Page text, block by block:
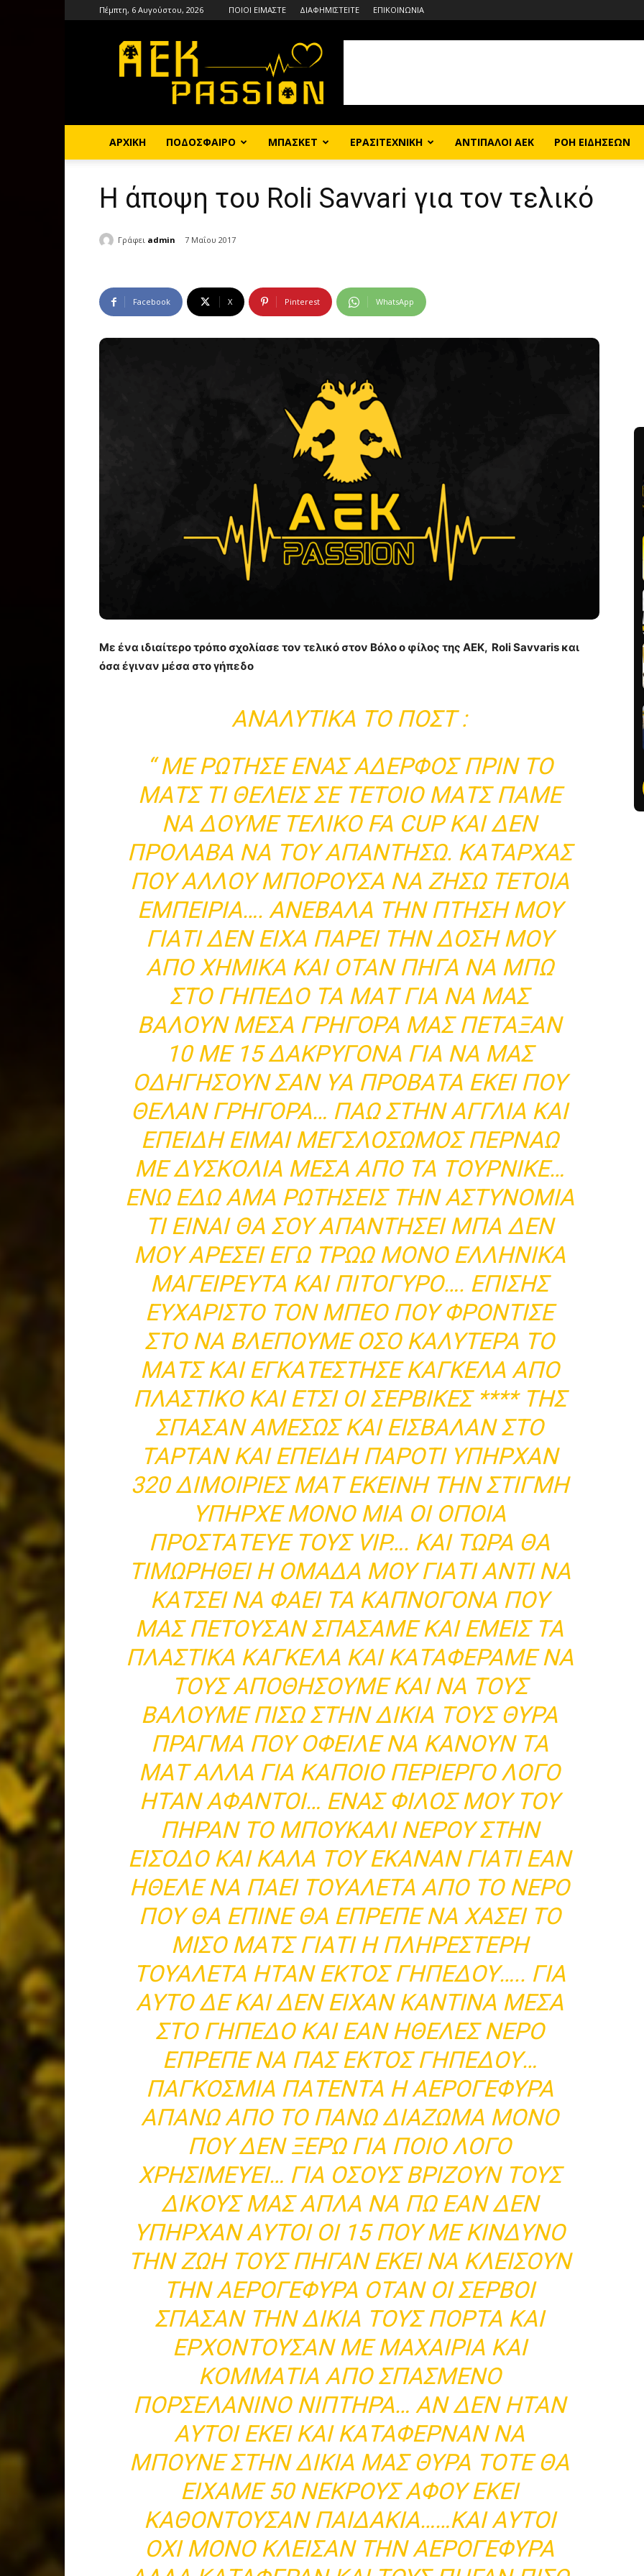
Πέμπτη, 6 Αυγούστου, 2026 ΠΟΙΟΙ ΕΙΜΑΣΤΕ ΔΙΑΦΗΜΙΣΤΕΙΤΕ ΕΠΙΚΟΙΝΩΝΙΑ
ΑΡΧΙΚΗ ΠΟΔΟΣΦΑΙΡΟ ΜΠΑΣΚΕΤ ΕΡΑΣΙΤΕΧΝΙΚΗ ΑΝΤΙΠΑΛΟΙ ΑΕΚ ΡΟΗ ΕΙΔΗΣΕΩΝ
Η άποψη του Roli Savvari για τον τελικό
Γράφει admin 7 Μαΐου 2017
Facebook X Pinterest WhatsApp
Mε ένα ιδιαίτερο τρόπο σχολίασε τον τελικό στον Βόλο ο φίλος της ΑΕΚ, Roli Savvaris και
όσα έγιναν μέσα στο γήπεδο
ΑΝΑΛΥΤΙΚΆ ΤΟ ΠΟΣΤ :
“ΜΕ ΡΩΤΗΣΕ ΕΝΑΣ ΑΔΕΡΦΟΣ ΠΡΙΝ ΤΟ
ΜΑΤΣ ΤΙ ΘΕΛΕΙΣ ΣΕ ΤΕΤΟΙΟ ΜΑΤΣ ΠΑΜΕ
ΝΑ ΔΟΥΜΕ ΤΕΛΙΚΟ FA CUP ΚΑΙ ΔΕΝ
ΠΡΟΛΑΒΑ ΝΑ ΤΟΥ ΑΠΑΝΤΗΣΩ. ΚΑΤΑΡΧΑΣ
ΠΟΥ ΑΛΛΟΥ ΜΠΟΡΟΥΣΑ ΝΑ ΖΗΣΩ ΤΕΤΟΙΑ
ΕΜΠΕΙΡΊΑ…. ΑΝΕΒΑΛΑ ΤΗΝ ΠΤΗΣΗ ΜΟΥ
ΓΙΑΤΙ ΔΕΝ ΕΙΧΑ ΠΑΡΕΙ ΤΗΝ ΔΟΣΗ ΜΟΥ
ΑΠΟ ΧΗΜΙΚΑ ΚΑΙ ΟΤΑΝ ΠΗΓΑ ΝΑ ΜΠΩ
ΣΤΟ ΓΗΠΕΔΟ ΤΑ ΜΑΤ ΓΙΑ ΝΑ ΜΑΣ
ΒΑΛΟΥΝ ΜΕΣΑ ΓΡΗΓΟΡΑ ΜΑΣ ΠΕΤΑΞΑΝ
10 ΜΕ 15 ΔΑΚΡΥΓΟΝΑ ΓΙΑ ΝΑ ΜΑΣ
ΟΔΗΓΗΣΟΥΝ ΣΑΝ ΥΑ ΠΡΟΒΑΤΑ ΕΚΕΙ ΠΟΥ
ΘΕΛΑΝ ΓΡΗΓΟΡΑ… ΠΑΩ ΣΤΗΝ ΑΓΓΛΙΑ ΚΑΙ
ΕΠΕΙΔΗ ΕΙΜΑΙ ΜΕΓΣΛΟΣΩΜΟΣ ΠΕΡΝΑΩ
ΜΕ ΔΥΣΚΟΛΙΑ ΜΕΣΑ ΑΠΟ ΤΑ ΤΟΥΡΝΙΚΕ…
ΕΝΩ ΕΔΩ ΑΜΑ ΡΩΤΗΣΕΙΣ ΤΗΝ ΑΣΤΥΝΟΜΙΑ
ΤΙ ΕΙΝΑΙ ΘΑ ΣΟΥ ΑΠΑΝΤΗΣΕΙ ΜΠΑ ΔΕΝ
ΜΟΥ ΑΡΕΣΕΙ ΕΓΩ ΤΡΏΩ ΜΟΝΟ ΕΛΛΗΝΙΚΑ
ΜΑΓΕΙΡΕΥΤΆ ΚΑΙ ΠΙΤΟΓΥΡΟ…. ΕΠΙΣΗΣ
ΕΥΧΑΡΙΣΤΟ ΤΟΝ ΜΠΕΟ ΠΟΥ ΦΡΟΝΤΙΣΕ
ΣΤΟ ΝΑ ΒΛΕΠΟΥΜΕ ΟΣΟ ΚΑΛΥΤΕΡΑ ΤΟ
ΜΑΤΣ ΚΑΙ ΕΓΚΑΤΕΣΤΗΣΕ ΚΑΓΚΕΛΑ ΑΠΟ
ΠΛΑΣΤΙΚΟ ΚΑΙ ΈΤΣΙ ΟΙ ΣΕΡΒΙΚΕΣ **** ΤΗΣ
ΣΠΑΣΑΝ ΑΜΕΣΩΣ ΚΑΙ ΕΙΣΒΑΛΑΝ ΣΤΟ
ΤΑΡΤΑΝ ΚΑΙ ΕΠΕΙΔΗ ΠΑΡΟΤΙ ΥΠΗΡΧΑΝ
320 ΔΙΜΟΙΡΙΕΣ ΜΑΤ ΕΚΕΙΝΗ ΤΗΝ ΣΤΙΓΜΗ
ΥΠΗΡΧΕ ΜΟΝΟ ΜΙΑ ΟΙ ΟΠΟΙΑ
ΠΡΟΣΤΑΤΕΥΕ ΤΟΥΣ VIP…. ΚΑΙ ΤΩΡΑ ΘΑ
ΤΙΜΩΡΗΘΕΙ Η ΟΜΑΔΑ ΜΟΥ ΓΙΑΤΙ ΑΝΤΙ ΝΑ
ΚΑΤΣΕΙ ΝΑ ΦΑΕΙ ΤΑ ΚΑΠΝΟΓΟΝΑ ΠΟΥ
ΜΑΣ ΠΕΤΟΥΣΑΝ ΣΠΑΣΑΜΕ ΚΑΙ ΕΜΕΙΣ ΤΑ
ΠΛΑΣΤΙΚΑ ΚΑΓΚΕΛΑ ΚΑΙ ΚΑΤΑΦΕΡΑΜΕ ΝΑ
ΤΟΥΣ ΑΠΟΘΗΣΟΥΜΕ ΚΑΙ ΝΑ ΤΟΥΣ
ΒΑΛΟΥΜΕ ΠΙΣΩ ΣΤΗΝ ΔΙΚΙΑ ΤΟΥΣ ΘΥΡΑ
ΠΡΑΓΜΑ ΠΟΥ ΟΦΕΙΛΕ ΝΑ ΚΑΝΟΥΝ ΤΑ
ΜΑΤ ΑΛΛΑ ΓΙΑ ΚΑΠΟΙΟ ΠΕΡΙΕΡΓΟ ΛΟΓΟ
ΗΤΑΝ ΑΦΑΝΤΟΙ… ΕΝΑΣ ΦΙΛΟΣ ΜΟΥ ΤΟΥ
ΠΗΡΑΝ ΤΟ ΜΠΟΥΚΑΛΙ ΝΕΡΟΥ ΣΤΗΝ
ΕΙΣΟΔΟ ΚΑΙ ΚΑΛΑ ΤΟΥ ΕΚΑΝΑΝ ΓΙΑΤΙ ΕΑΝ
ΗΘΕΛΕ ΝΑ ΠΑΕΙ ΤΟΥΑΛΕΤΑ ΑΠΟ ΤΟ ΝΕΡΟ
ΠΟΥ ΘΑ ΕΠΙΝΕ ΘΑ ΕΠΡΕΠΕ ΝΑ ΧΑΣΕΙ ΤΟ
ΜΙΣΟ ΜΑΤΣ ΓΙΑΤΙ Η ΠΛΗΡΈΣΤΕΡΗ
ΤΟΥΑΛΈΤΑ ΗΤΑΝ ΕΚΤΟΣ ΓΗΠΕΔΟΥ….. ΓΙΑ
ΑΥΤΟ ΔΕ ΚΑΙ ΔΕΝ ΕΙΧΑΝ ΚΑΝΤΙΝΑ ΜΕΣΑ
ΣΤΟ ΓΗΠΕΔΟ ΚΑΙ ΕΑΝ ΗΘΕΛΕΣ ΝΕΡΟ
ΕΠΡΕΠΕ ΝΑ ΠΑΣ ΕΚΤΟΣ ΓΗΠΕΔΟΥ…
ΠΑΓΚΟΣΜΙΑ ΠΑΤΕΝΤΑ Η ΑΕΡΟΓΕΦΥΡΑ
ΑΠΑΝΩ ΑΠΟ ΤΟ ΠΑΝΩ ΔΙΑΖΩΜΑ ΜΟΝΟ
ΠΟΥ ΔΕΝ ΞΕΡΩ ΓΙΑ ΠΟΙΟ ΛΟΓΟ
ΧΡΗΣΙΜΕΥΕΙ… ΓΙΑ ΟΣΟΥΣ ΒΡΙΖΟΥΝ ΤΟΥΣ
ΔΙΚΟΥΣ ΜΑΣ ΑΠΛΑ ΝΑ ΠΩ ΕΑΝ ΔΕΝ
ΥΠΗΡΧΑΝ ΑΥΤΟΙ ΟΙ 15 ΠΟΥ ΜΕ ΚΙΝΔΥΝΟ
ΤΗΝ ΖΩΗ ΤΟΥΣ ΠΗΓΑΝ ΕΚΕΙ ΝΑ ΚΛΕΙΣΟΥΝ
ΤΗΝ ΑΕΡΟΓΕΦΥΡΑ ΟΤΑΝ ΟΙ ΣΕΡΒΟΙ
ΣΠΑΣΑΝ ΤΗΝ ΔΙΚΙΑ ΤΟΥΣ ΠΟΡΤΑ ΚΑΙ
ΕΡΧΟΝΤΟΥΣΑΝ ΜΕ ΜΑΧΑΙΡΙΑ ΚΑΙ
ΚΟΜΜΑΤΙΑ ΑΠΟ ΣΠΑΣΜΕΝΟ
ΠΟΡΣΕΛΑΝΙΝΟ ΝΙΠΤΗΡΑ… ΑΝ ΔΕΝ ΗΤΑΝ
ΑΥΤΟΙ ΕΚΕΙ ΚΑΙ ΚΑΤΑΦΕΡΝΑΝ ΝΑ
ΜΠΟΥΝΕ ΣΤΗΝ ΔΙΚΙΑ ΜΑΣ ΘΥΡΑ ΤΟΤΕ ΘΑ
ΕΙΧΑΜΕ 50 ΝΕΚΡΟΥΣ ΑΦΟΥ ΕΚΕΙ
ΚΑΘΟΝΤΟΥΣΑΝ ΠΑΙΔΑΚΙΑ……ΚΑΙ ΑΥΤΟΙ
ΟΧΙ ΜΟΝΟ ΚΛΕΙΣΑΝ ΤΗΝ ΑΕΡΟΓΕΦΥΡΑ